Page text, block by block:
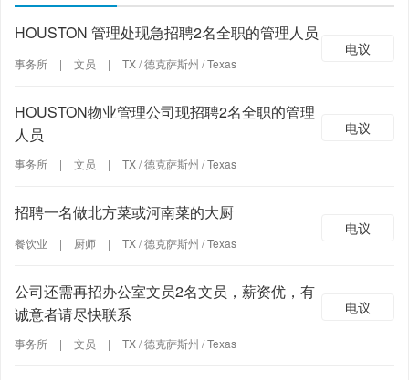
电议
HOUSTON 管理处现急招聘2名全职的管理人员
事务所 | 文员 | TX / 德克萨斯州 / Texas
电议
HOUSTON物业管理公司现招聘2名全职的管理
人员
事务所 | 文员 | TX / 德克萨斯州 / Texas
电议
招聘一名做北方菜或河南菜的大厨
餐饮业 | 厨师 | TX / 德克萨斯州 / Texas
电议
公司还需再招办公室文员2名文员，薪资优，有
诚意者请尽快联系
事务所 | 文员 | TX / 德克萨斯州 / Texas